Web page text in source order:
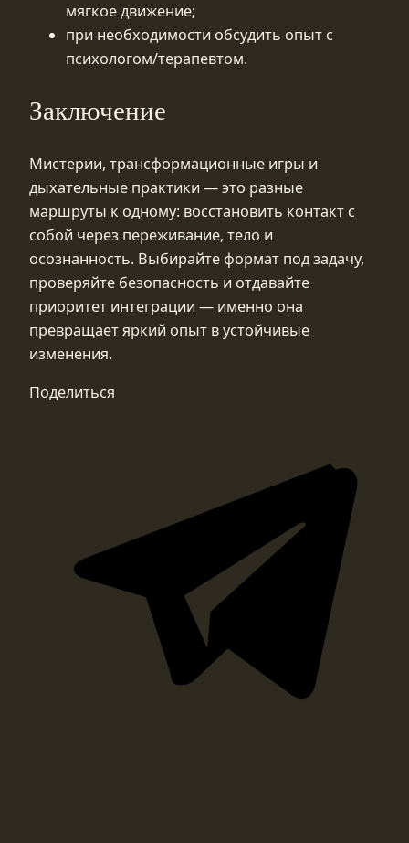
мягкое движение;
при необходимости обсудить опыт с
психологом/терапевтом.
Заключение
Мистерии, трансформационные игры и
дыхательные практики — это разные
маршруты к одному: восстановить контакт с
собой через переживание, тело и
осознанность. Выбирайте формат под задачу,
проверяйте безопасность и отдавайте
приоритет интеграции — именно она
превращает яркий опыт в устойчивые
изменения.
Поделиться